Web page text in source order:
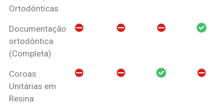
Ortodônticas
Documentação
ortodôntica
(Completa)
Coroas
Unitárias em
Resina